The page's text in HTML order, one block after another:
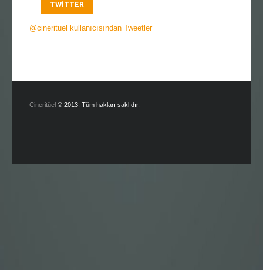
TWITTER
@cinerituel kullanıcısından Tweetler
Cineritüel © 2013. Tüm hakları saklıdır.